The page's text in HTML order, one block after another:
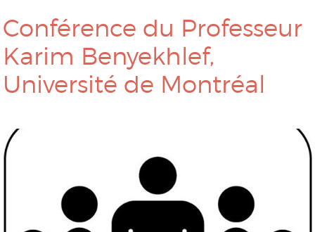
Conférence du Professeur
Karim Benyekhlef,
Université de Montréal